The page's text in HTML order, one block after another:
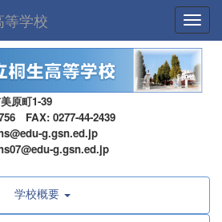
等学校
原町1-39
0277-44-2439
g.gsn.ed.jp
g.gsn.ed.jp
学校概要